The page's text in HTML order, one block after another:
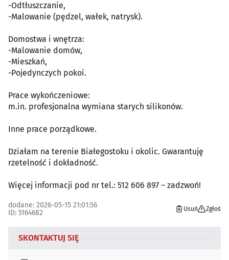
-Odtłuszczanie,
-Malowanie (pędzel, wałek, natrysk).
Domostwa i wnętrza:
-Malowanie domów,
-Mieszkań,
-Pojedynczych pokoi.
Prace wykończeniowe:
m.in. profesjonalna wymiana starych silikonów.
Inne prace porządkowe.
Działam na terenie Białegostoku i okolic. Gwarantuję
rzetelność i dokładność.
Więcej informacji pod nr tel.: 512 606 897 – zadzwoń!
dodane: 2026-05-15 21:01:56
ID: 5164682
Usuń Zgłoś
SKONTAKTUJ SIĘ